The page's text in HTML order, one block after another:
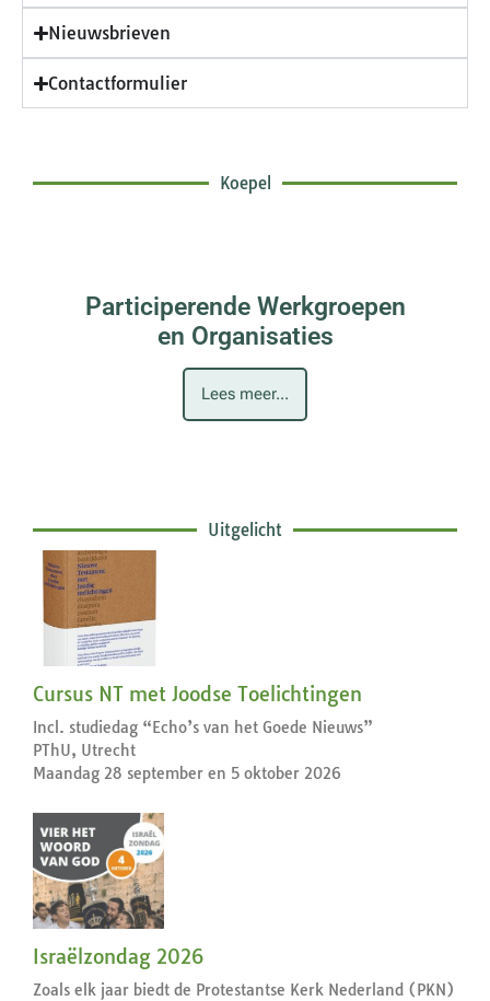
Nieuwsbrieven
Contactformulier
Koepel
Participerende Werkgroepen
en Organisaties
Lees meer...
Uitgelicht
Cursus NT met Joodse Toelichtingen
Incl. studiedag “Echo’s van het Goede Nieuws”
PThU, Utrecht
Maandag 28 september en 5 oktober 2026
Israëlzondag 2026
Zoals elk jaar biedt de Protestantse Kerk Nederland (PKN)